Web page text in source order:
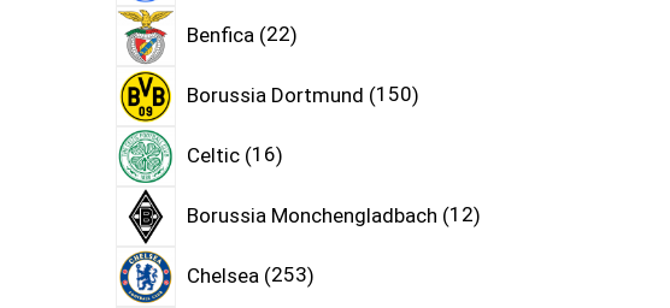
Benfica 22
Borussia Dortmund 150
Celtic 16
Borussia Monchengladbach 12
Chelsea 253